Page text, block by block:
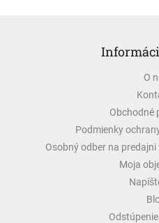
O
Obchodné
Podmienky
Osobný odber na
Moja